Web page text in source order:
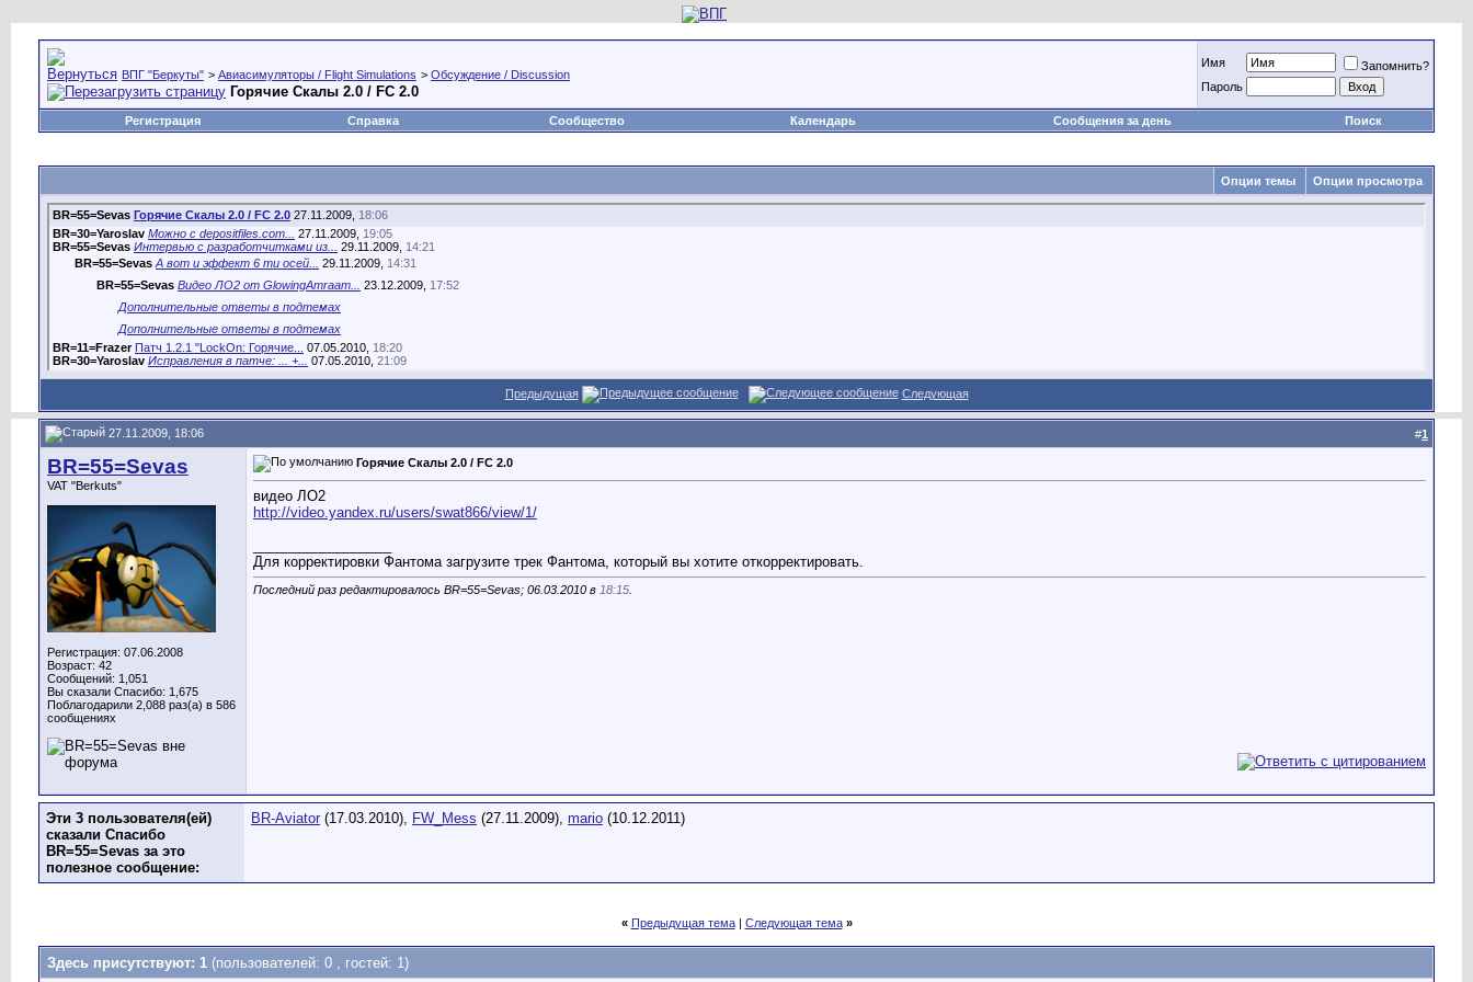
ВПГ "Беркуты" > Авиасимуляторы / Flight Simulations > Обсуждение / Discussion
Горячие Скалы 2.0 / FC 2.0
Имя
Запомнить?
Пароль
Регистрация Справка Сообщество Календарь Сообщения за день Поиск
Опции темы Опции просмотра
BR=55=Sevas Горячие Скалы 2.0 / FC 2.0 27.11.2009, 18:06
BR=30=Yaroslav Можно с depositfiles.com... 27.11.2009, 19:05
BR=55=Sevas Интервью с разработчитками из... 29.11.2009, 14:21
BR=55=Sevas А вот и эффект 6 ти осей... 29.11.2009, 14:31
BR=55=Sevas Видео ЛО2 от GlowingAmraam... 23.12.2009, 17:52
Дополнительные ответы в подтемах
Дополнительные ответы в подтемах
BR=11=Frazer Патч 1.2.1 "LockOn: Горячие... 07.05.2010, 18:20
BR=30=Yaroslav Исправления в патче: ... +... 07.05.2010, 21:09
BR=34=Gosha Хорошие скидки в честь...10.05.2010,10:28
BR=55=Sevas Пётр, патч в поряде,...10.05.2010,17:31
EasternCat Тряска головы03.01.2012,
\LockOn Flaming Cliffs...03.01.2012,
19:33
BR-Aviator oUNqBrur3gA 19.09.2012,21:34
01.01.2013,22:43
Предыдущая Следующая
27.11.2009, 18:06 #1
BR=55=Sevas
VAT "Berkuts"
Регистрация: 07.06.2008
Возраст: 42
Сообщений: 1,051
Вы сказали Спасибо: 1,675
Поблагодарили 2,088 раз(а) в 586
сообщениях
Горячие Скалы 2.0 / FC 2.0
видео ЛО2
http://video.yandex.ru/users/swat866/view/1/
Для корректировки Фантома загрузите трек Фантома, который вы хотите откорректировать.
Последний раз редактировалось BR=55=Sevas; 06.03.2010 в 18:15
Эти 3 пользователя(ей)
сказали Спасибо
BR=55=Sevas за это
полезное сообщение:
BR-Aviator (17.03.2010), FW_Mess (27.11.2009), mario (10.12.2011)
« Предыдущая тема| Следующая тема »
Здесь присутствуют: 1 (пользователей: 0 , гостей: 1)